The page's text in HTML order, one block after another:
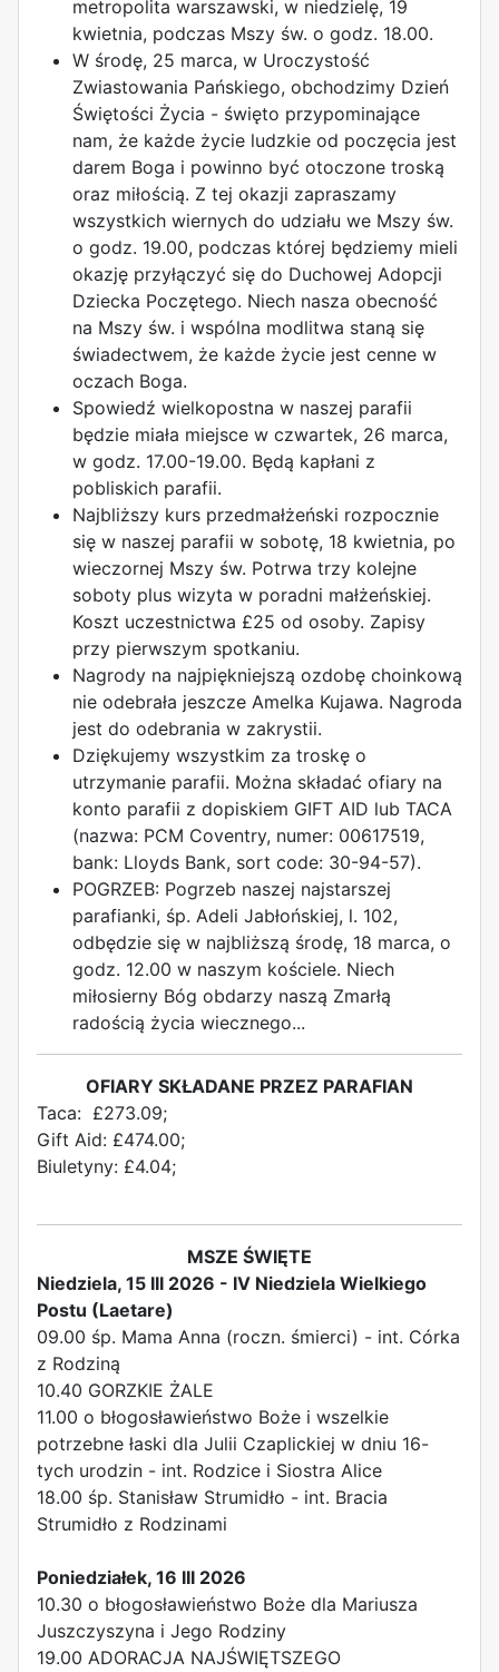
metropolita warszawski, w niedzielę, 19
kwietnia, podczas Mszy św. o godz. 18.00.
W środę, 25 marca, w Uroczystość
Zwiastowania Pańskiego, obchodzimy Dzień
Świętości Życia - święto przypominające
nam, że każde życie ludzkie od poczęcia jest
darem Boga i powinno być otoczone troską
oraz miłością. Z tej okazji zapraszamy
wszystkich wiernych do udziału we Mszy św.
o godz. 19.00, podczas której będziemy mieli
okazję przyłączyć się do Duchowej Adopcji
Dziecka Poczętego. Niech nasza obecność
na Mszy św. i wspólna modlitwa staną się
świadectwem, że każde życie jest cenne w
oczach Boga.
Spowiedź wielkopostna w naszej parafii
będzie miała miejsce w czwartek, 26 marca,
w godz. 17.00-19.00. Będą kapłani z
pobliskich parafii.
Najbliższy kurs przedmałżeński rozpocznie
się w naszej parafii w sobotę, 18 kwietnia, po
wieczornej Mszy św. Potrwa trzy kolejne
soboty plus wizyta w poradni małżeńskiej.
Koszt uczestnictwa £25 od osoby. Zapisy
przy pierwszym spotkaniu.
Nagrody na najpiękniejszą ozdobę choinkową
nie odebrała jeszcze Amelka Kujawa. Nagroda
jest do odebrania w zakrystii.
Dziękujemy wszystkim za troskę o
utrzymanie parafii. Można składać ofiary na
konto parafii z dopiskiem GIFT AID lub TACA
(nazwa: PCM Coventry, numer: 00617519,
bank: Lloyds Bank, sort code: 30-94-57).
POGRZEB: Pogrzeb naszej najstarszej
parafianki, śp. Adeli Jabłońskiej, l. 102,
odbędzie się w najbliższą środę, 18 marca, o
godz. 12.00 w naszym kościele. Niech
miłosierny Bóg obdarzy naszą Zmarłą
radością życia wiecznego...
OFIARY SKŁADANE PRZEZ PARAFIAN
Taca: £273.09;
Gift Aid: £474.00;
Biuletyny: £4.04;
MSZE ŚWIĘTE
Niedziela, 15 III 2026 - IV Niedziela Wielkiego
Postu (Laetare)
09.00 śp. Mama Anna (roczn. śmierci) - int. Córka
z Rodziną
10.40 GORZKIE ŻALE
11.00 o błogosławieństwo Boże i wszelkie
potrzebne łaski dla Julii Czaplickiej w dniu 16-
tych urodzin - int. Rodzice i Siostra Alice
18.00 śp. Stanisław Strumidło - int. Bracia
Strumidło z Rodzinami
Poniedziałek, 16 III 2026
10.30 o błogosławieństwo Boże dla Mariusza
Juszczyszyna i Jego Rodziny
19.00 ADORACJA NAJŚWIĘTSZEGO